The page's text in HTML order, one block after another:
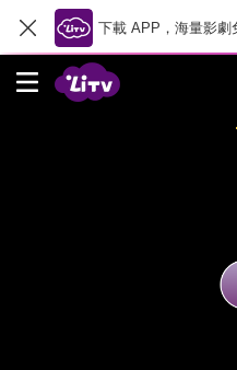
下載 APP，海量影劇